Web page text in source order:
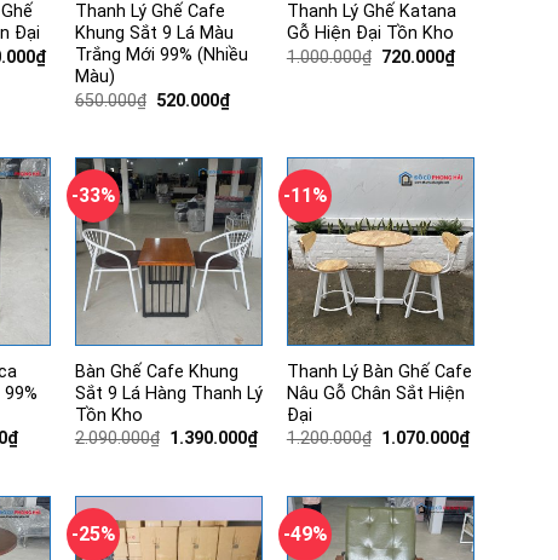
Đại
₫Giá
hiện
Thanh Lý Ghế Cafe
Khung Sắt 9 Lá Màu
Trắng Mới 99% (Nhiều
Màu)
650.000₫ Giá
520.000₫Giá
520.000₫.
Thanh Lý Ghế Katana
Gỗ Hiện Đại Tồn Kho
1.000.000₫ Giá
720.000₫Giá
₫Giá
420.000₫.
-33%
Bàn Ghế Cafe Khung
Sắt 9 Lá Hàng Thanh Lý
Tồn Kho
2.090.000₫ Giá
1.390.000₫Giá
1.390.000₫.
-11%
Thanh Lý Bàn Ghế Cafe
Nâu Gỗ Chân Sắt Hiện
Đại
1.200.000₫ Giá
1.070.000₫Giá
1.070.000₫.
-25% -49%